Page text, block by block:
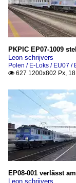
PKPIC EP07-1009
Leon schrijvers
Polen / E-Loks / EU07 /
 627 1200x802 Px,
EP08-001 verlässt
Leon schrijvers